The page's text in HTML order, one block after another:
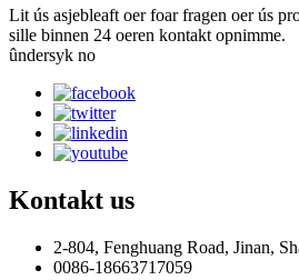
Lit ús asjebleaft oer foar fragen oer ús
sille binnen 24 oeren kontakt opnimme.
ûndersyk no
Kontakt us
2-804, Fenghuang Road, Jinan,
0086-18663717059